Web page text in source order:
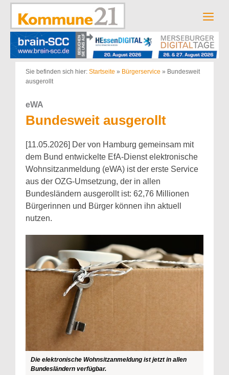
Zum
springen
Sie befinden sich hier: Startseite » Bürgerservice » Bundesweit
ausgerollt
eWA
Bundesweit ausgerollt
[11.05.2026] Der von Hamburg gemeinsam mit
dem Bund entwickelte EfA-Dienst elektronische
Wohnsitzanmeldung (eWA) ist der erste Service
aus der OZG-Umsetzung, der in allen
Bundesländern ausgerollt ist: 62,76 Millionen
Bürgerinnen und Bürger können ihn aktuell
nutzen.
Die elektronische Wohnsitzanmeldung ist jetzt in allen
Bundesländern verfügbar.